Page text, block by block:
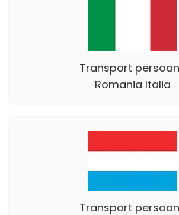
Transport
Romania Italia
Transport